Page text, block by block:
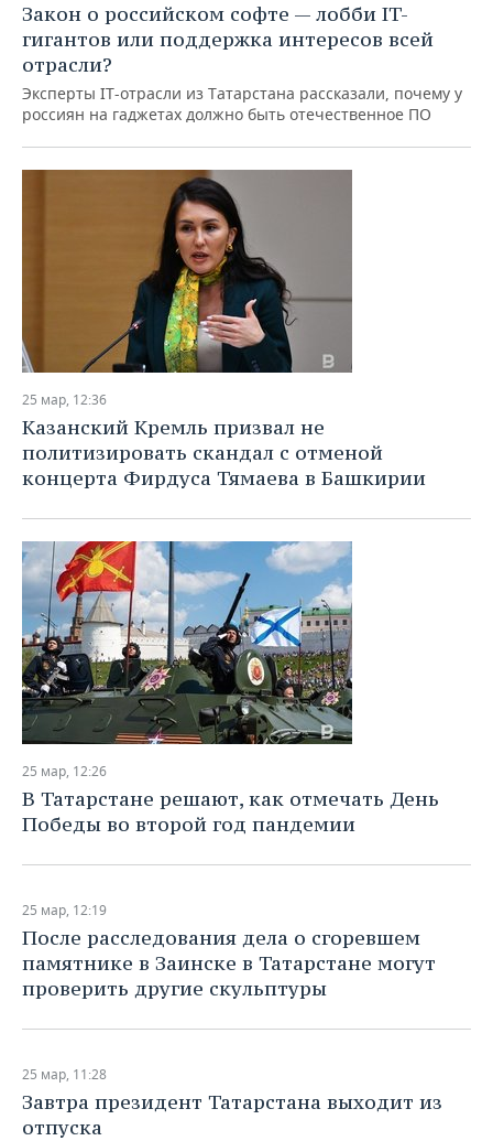
Закон о российском софте — лобби IT-
гигантов или поддержка интересов всей
отрасли?
Эксперты IT-отрасли из Татарстана рассказали, почему у
россиян на гаджетах должно быть отечественное ПО
25 мар, 12:36
Казанский Кремль призвал не
политизировать скандал с отменой
концерта Фирдуса Тямаева в Башкирии
25 мар, 12:26
В Татарстане решают, как отмечать День
Победы во второй год пандемии
25 мар, 12:19
После расследования дела о сгоревшем
памятнике в Заинске в Татарстане могут
проверить другие скульптуры
25 мар, 11:28
Завтра президент Татарстана выходит из
отпуска